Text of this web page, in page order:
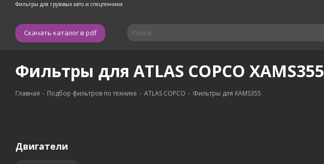
Фильтры для грузовых авто и спецтехники
Скачать каталог в pdf
Фильтры для ATLAS COPCO XAMS355
Главная - Подбор фильтров по технике - ATLAS COPCO - Фильтры для XAMS355
Двигатели